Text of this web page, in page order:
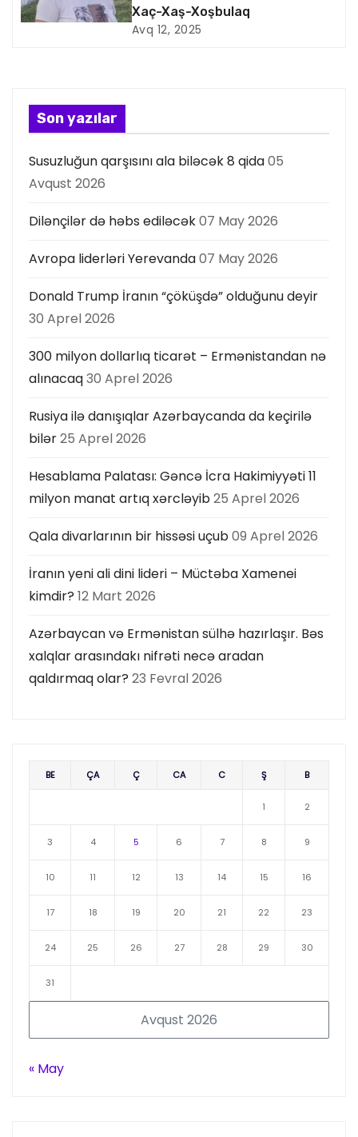
s
a
s
ı
Xaç-Xaş-Xoşbulaq
Avq 12, 2025
Son yazılar
Susuzluğun qarşısını ala biləcək 8 qida05
Avqust 2026
Dilənçilər də həbs ediləcək07 May 2026
Avropa liderləri Yerevanda07 May 2026
Donald Trump İranın “çöküşdə” olduğunu deyir
30 Aprel 2026
300 milyon dollarlıq ticarət – Ermənistandan nə
alınacaq30 Aprel 2026
Rusiya ilə danışıqlar Azərbaycanda da keçirilə
bilər25 Aprel 2026
Hesablama Palatası: Gəncə İcra Hakimiyyəti 11
milyon manat artıq xərcləyib25 Aprel 2026
Qala divarlarının bir hissəsi uçub09 Aprel 2026
İranın yeni ali dini lideri – Müctəba Xamenei
kimdir? 12 Mart 2026
Azərbaycan və Ermənistan sülhə hazırlaşır. Bəs
xalqlar arasındakı nifrəti necə aradan
qaldırmaq olar? 23 Fevral 2026
Avqust 2026
BE ÇA Ç CA C Ş B
1 2
3 4 5 6 7 8 9
10 11 12 13 14 15 16
17 18 19 20 21 22 23
24 25 26 27 28 29 30
31
« May